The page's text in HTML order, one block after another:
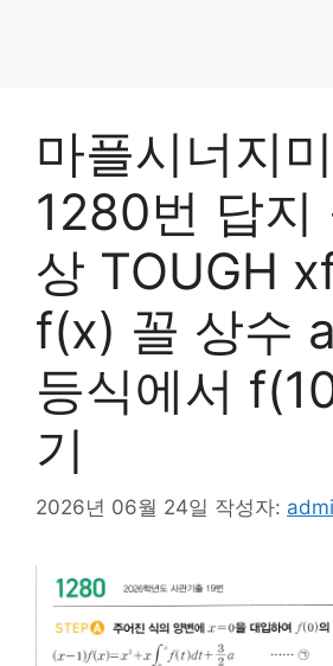
마플시너지
1280번 답지
상 TOUGH
f(x) 꼴 상수
등식에서
기
2026년 06월 24일 작성자: